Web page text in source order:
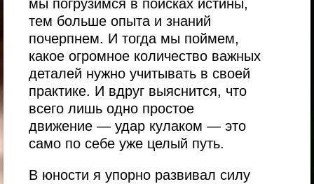
мы погрузимся в поисках истины,
тем больше опыта и знаний
почерпнем. И тогда мы поймем,
какое огромное количество важных
деталей нужно учитывать в своей
практике. И вдруг выяснится, что
всего лишь одно простое
движение — удар кулаком — это
само по себе уже целый путь.
В юности я упорно развивал силу